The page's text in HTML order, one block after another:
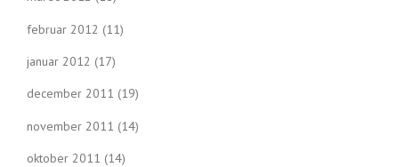
februar 2012 (11)
januar 2012 (17)
december 2011 (19)
november 2011 (14)
oktober 2011 (14)